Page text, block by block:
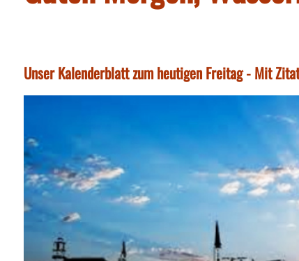
Unser Kalenderblatt zum heutigen Freitag - Mit